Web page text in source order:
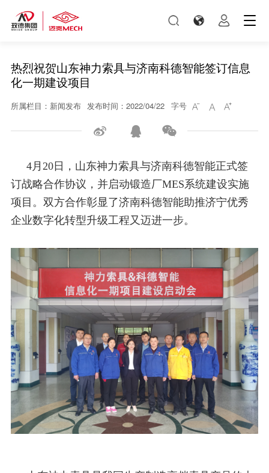
热烈祝贺山东神力索具与济南科德智能签订信息
化一期建设项目
所属栏目：新闻发布 发布时间：2022/04/22 字号   
  
4月20日，山东神力索具与济南科德智能正式签
订战略合作协议，并启动锻造厂MES系统建设实施
项目。双方合作彰显了济南科德智能助推济宁优秀
企业数字化转型升级工程又迈进一步。